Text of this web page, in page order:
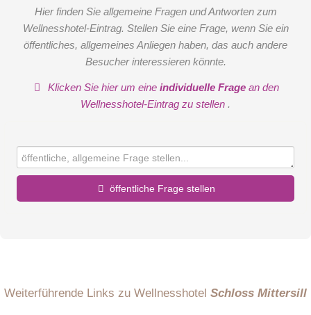
Hier finden Sie allgemeine Fragen und Antworten zum
Wellnesshotel-Eintrag. Stellen Sie eine Frage, wenn Sie ein
öffentliches, allgemeines Anliegen haben, das auch andere
Besucher interessieren könnte.
Klicken Sie hier um eineindividuelle Frage an den
Wellnesshotel-Eintrag zu stellen .
öffentliche Frage stellen
Weiterführende Links zu Wellnesshotel Schloss Mittersill